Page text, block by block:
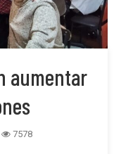
aumentar
7578